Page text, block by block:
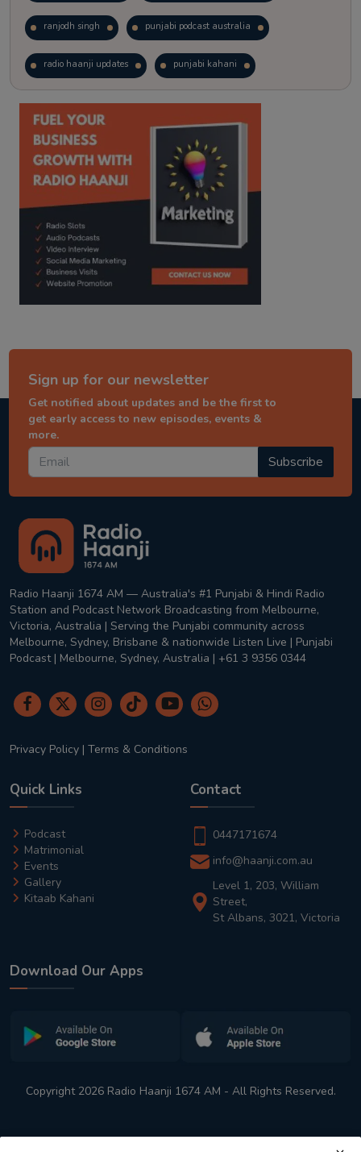
ranjodh singh punjabi podcast australia
radio haanji updates punjabi kahani
kitaab kahani punjabi story
Sign up for our newsletter
Get notified about updates and be the first to
get early access to new episodes, events &
more.
Subscribe
Radio Haanji 1674 AM — Australia's #1 Punjabi & Hindi Radio
Station and Podcast Network Broadcasting from Melbourne,
Victoria, Australia | Serving the Punjabi community across
Melbourne, Sydney, Brisbane & nationwide Listen Live | Punjabi
Podcast | Melbourne, Sydney, Australia | +61 3 9356 0344
Privacy Policy | Terms & Conditions
Quick Links
Podcast
Matrimonial
Events
Gallery
Kitaab Kahani
Contact
0447171674
info@haanji.com.au
Level 1, 203, William
Street,
St Albans, 3021, Victoria
Download Our Apps
Copyright 2026 Radio Haanji 1674 AM - All Rights Reserved.